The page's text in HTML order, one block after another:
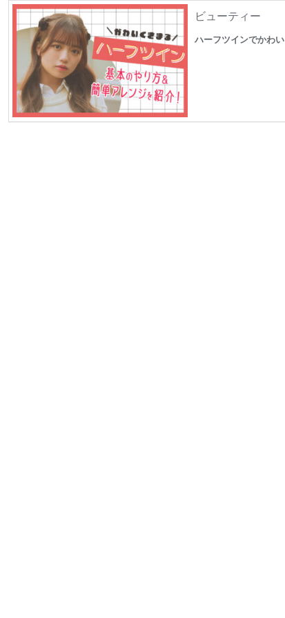
ビューティー
ハーフツインでかわ